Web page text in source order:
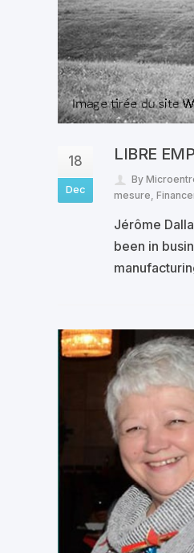
18
Dec
LIBRE
By
mesure,
Jérôme
been in